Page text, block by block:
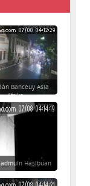
Banceuy Asia
Afrika
Hasibuan